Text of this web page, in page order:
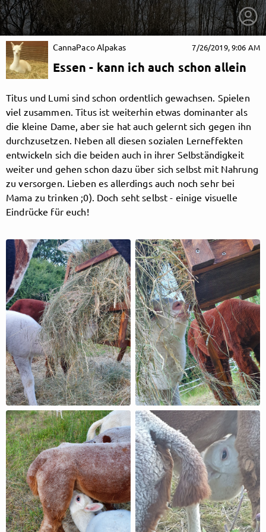
Follow CannaPaco Alpakas here!
About Posts Guestbook Shop
CannaPaco Alpakas 7/26/2019, 9:06 AM
Essen - kann ich auch schon allein
Titus und Lumi sind schon ordentlich gewachsen. Spielen
viel zusammen. Titus ist weiterhin etwas dominanter als
die kleine Dame, aber sie hat auch gelernt sich gegen ihn
durchzusetzen. Neben all diesen sozialen Lerneffekten
entwickeln sich die beiden auch in ihrer Selbständigkeit
weiter und gehen schon dazu über sich selbst mit Nahrung
zu versorgen. Lieben es allerdings auch noch sehr bei
Mama zu trinken ;0). Doch seht selbst - einige visuelle
Eindrücke für euch!
FollowCannaPaco
Alpakas, and
immediately
get access to all exclusive posts.